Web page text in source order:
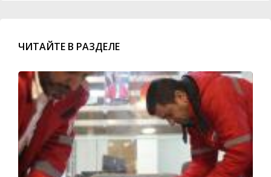
ЧИТАЙТЕ В РАЗДЕЛЕ